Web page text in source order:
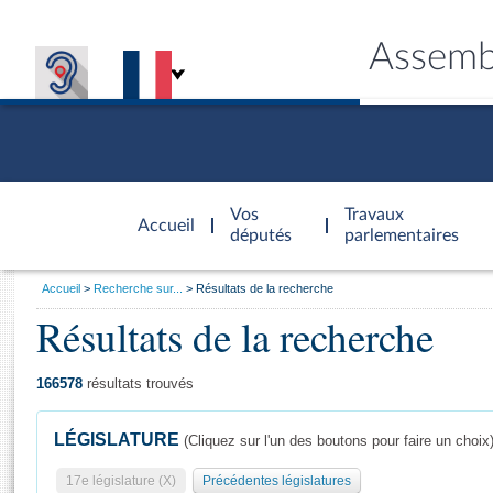
Accueil
d'accueil
Vos
députés
Travaux
parlementaires
Général
Vous
Accueil Recherche sur... Résultats de la recherche
Résultats de la recherche
166578 résultats trouvés
LÉGISLATURE (Cliquez sur l'un des boutons pour faire un choix)
17e législature (X) Précédentes législatures